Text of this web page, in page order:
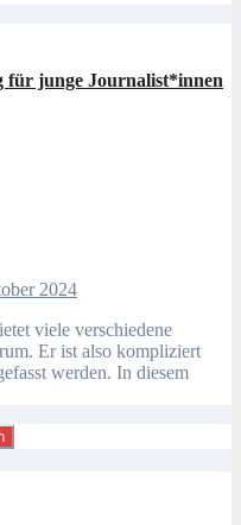
für junge Journalist*innen
2024
Er ist also kompliziert
werden. In diesem